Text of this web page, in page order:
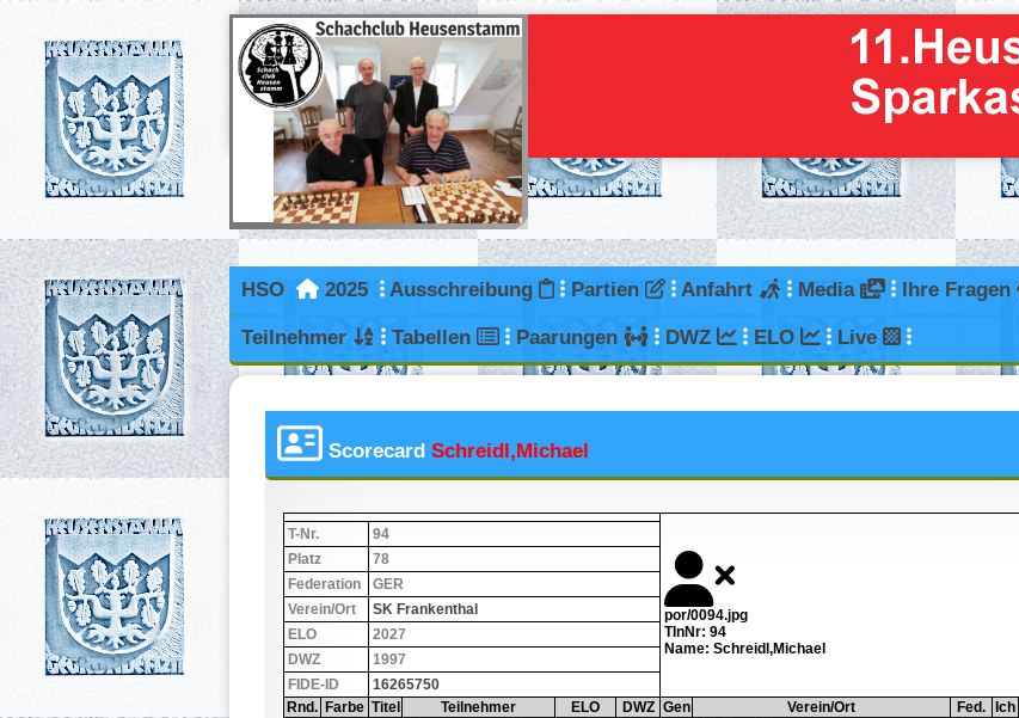
HSO 2025 Ausschreibung Partien Anfahrt Media Ihre Fragen
Teilnehmer Tabellen Paarungen DWZ ELO Live
Scorecard Schreidl,Michael
por/0094.jpg
TlnNr: 94
Name: Schreidl,Michael
T-Nr.
94
Platz
78
Federation
GER
Verein/Ort
SK Frankenthal
ELO
2027
DWZ
1997
FIDE-ID
16265750
Rnd. Farbe Titel Teilnehmer ELO DWZ Gen Verein/Ort Fed. Ich